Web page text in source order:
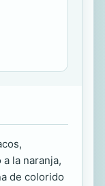
la naranja,
de colorido